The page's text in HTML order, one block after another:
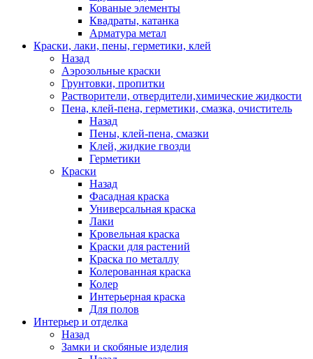
Кованые элементы
Квадраты, катанка
Арматура метал
Краски, лаки, пены, герметики, клей
Назад
Аэрозольные краски
Грунтовки, пропитки
Растворители, отвердители,химические жидкости
Пена, клей-пена, герметики, смазка, очиститель
Назад
Пены, клей-пена, смазки
Клей, жидкие гвозди
Герметики
Краски
Назад
Фасадная краска
Универсальная краска
Лаки
Кровельная краска
Краски для растений
Краска по металлу
Колерованная краска
Колер
Интерьерная краска
Для полов
Интерьер и отделка
Назад
Замки и скобяные изделия